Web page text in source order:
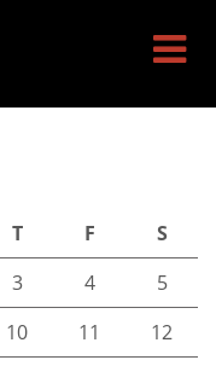
T F S
3 4
5
10 11
12